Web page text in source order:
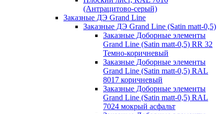
(Антрацитово-серый)
Заказные ДЭ Grand Line
Заказные ДЭ Grand Line (Satin matt-0,5)
Заказные Доборные элементы
Grand Line (Satin matt-0,5) RR 32
Темно-коричневый
Заказные Доборные элементы
Grand Line (Satin matt-0,5) RAL
8017 коричневый
Заказные Доборные элементы
Grand Line (Satin matt-0,5) RAL
7024 мокрый асфальт